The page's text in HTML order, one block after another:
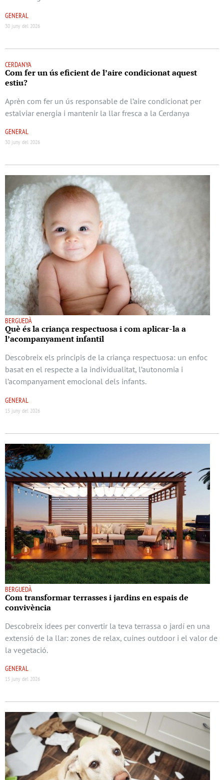
GENERAL
30 juny del 2026
CERDANYA
Com fer un ús eficient de l’aire condicionat aquest
estiu?
Aprèn com fer un ús responsable de l’aire condicionat per
estalviar energia i mantenir la llar fresca a la Cerdanya
GENERAL
30 juny del 2026
BERGUEDÀ
Què és la criança respectuosa i com aplicar-la a
l’acompanyament infantil
Descobreix els principis de la criança respectuosa: un enfoc
basat en el respecte a la individualitat, l’autonomia i
l’acompanyament emocional dels infants.
GENERAL
15 juny del 2026
BERGUEDÀ
Com transformar terrasses i jardins en espais de
convivència
Descobreix idees per convertir la teva terrassa o jardí en una
extensió de la llar: zones de relax, cuines outdoor i el valor de
la vegetació.
GENERAL
15 juny del 2026